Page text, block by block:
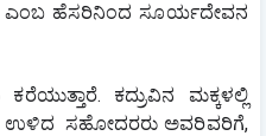
ಎಂಬ ಹೆಸರಿನಿಂದ ಸೂರ್ಯದೇವನ
ಕದ್ರುವಿನ ಮಕ್ಕಳಲ್ಲಿ
ಉಳಿದ  ಸಹೋದರರು ಅವರಿವರಿಗೆ,